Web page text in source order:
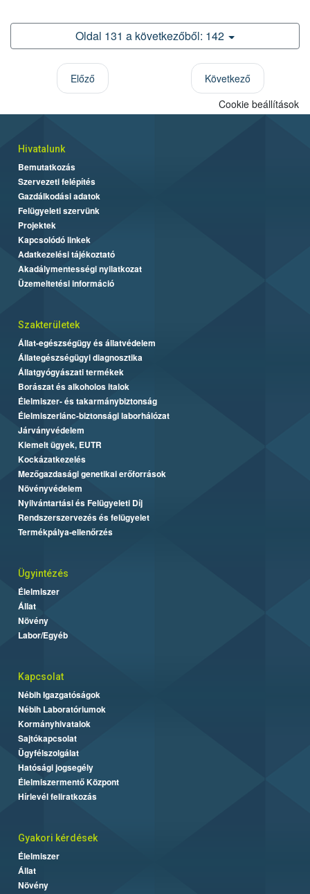
Oldal 131 a következőből: 142
Előző
Következő
Cookie beállítások
Hivatalunk
Bemutatkozás
Szervezeti felépítés
Gazdálkodási adatok
Felügyeleti szervünk
Projektek
Kapcsolódó linkek
Adatkezelési tájékoztató
Akadálymentességi nyilatkozat
Üzemeltetési információ
Szakterületek
Állat-egészségügy és állatvédelem
Állategészségügyi diagnosztika
Állatgyógyászati termékek
Borászat és alkoholos italok
Élelmiszer- és takarmánybiztonság
Élelmiszerlánc-biztonsági laborhálózat
Járványvédelem
Kiemelt ügyek, EUTR
Kockázatkezelés
Mezőgazdasági genetikai erőforrások
Növényvédelem
Nyilvántartási és Felügyeleti Díj
Rendszerszervezés és felügyelet
Termékpálya-ellenőrzés
Ügyintézés
Élelmiszer
Állat
Növény
Labor/Egyéb
Kapcsolat
Nébih Igazgatóságok
Nébih Laboratóriumok
Kormányhivatalok
Sajtókapcsolat
Ügyfélszolgálat
Hatósági jogsegély
Élelmiszermentő Központ
Hírlevél feliratkozás
Gyakori kérdések
Élelmiszer
Állat
Növény